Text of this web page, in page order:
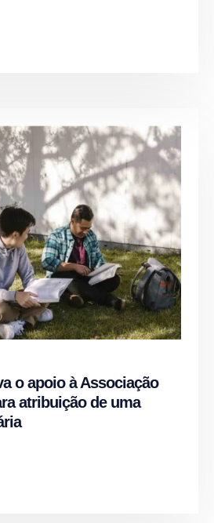
o apoio à Associação
atribuição de uma